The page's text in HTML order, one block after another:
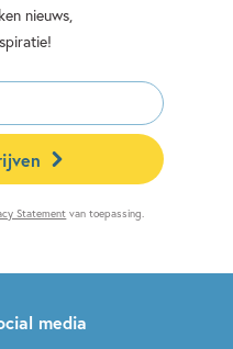
nieuws,
Statement van toepassing.
media